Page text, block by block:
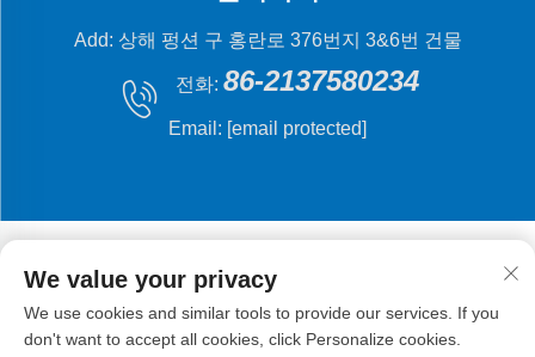
Add: 상해 펑션 구 홍란로 376번지 3&6번 건물
전화: 86-2137580234
Email: [email protected]
저작권 © 2024 상해 플라잉 피시 기계 제조 유한 회사.
We value your privacy
We use cookies and similar tools to provide our services. If you
don't want to accept all cookies, click Personalize cookies.